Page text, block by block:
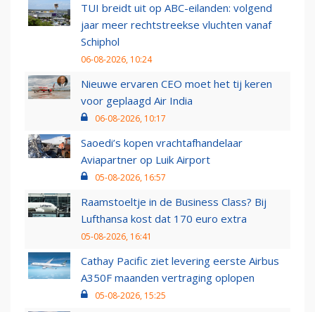
TUI breidt uit op ABC-eilanden: volgend
jaar meer rechtstreekse vluchten vanaf
Schiphol
06-08-2026, 10:24
Nieuwe ervaren CEO moet het tij keren
voor geplaagd Air India
06-08-2026, 10:17
Saoedi’s kopen vrachtafhandelaar
Aviapartner op Luik Airport
05-08-2026, 16:57
Raamstoeltje in de Business Class? Bij
Lufthansa kost dat 170 euro extra
05-08-2026, 16:41
Cathay Pacific ziet levering eerste Airbus
A350F maanden vertraging oplopen
05-08-2026, 15:25